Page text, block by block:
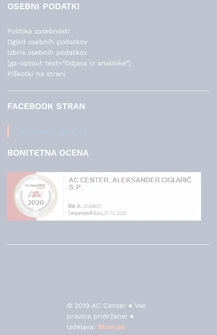
OSEBNI PODATKI
Politika zasebnosti
Ogled osebnih podatkov
Izbris osebnih podatkov
[ga-optout text=”Odjava iz analitike”]
Piškotki na strani
FACEBOOK STRAN
AC-center Ciglarič s.p.
BONITETNA OCENA
© 2019 AC Center ● Vse
pravice pridržane! ●
Izdelava: BlueLab